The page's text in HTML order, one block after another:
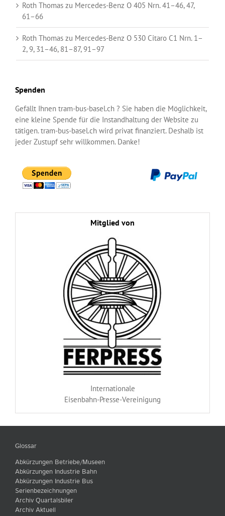
Roth Thomas zu Mercedes-Benz O 405 Nrn. 41–46, 47,
61–66
Roth Thomas zu Mercedes-Benz O 530 Citaro C1 Nrn. 1–
2, 9, 31–46, 81–87, 91–97
Spenden
Gefällt Ihnen tram-bus-basel.ch ? Sie haben die Möglichkeit,
eine kleine Spende für die Instandhaltung der Website zu
tätigen. tram-bus-basel.ch wird privat finanziert. Deshalb ist
jeder Zustupf sehr willkommen. Danke!
Mitglied von
Internationale
Eisenbahn-Presse-Vereinigung
Glossar
Abkürzungen Betriebe/Museen
Abkürzungen Industrie Bahn
Abkürzungen Industrie Bus
Serienbezeichnungen
Archiv Quartalsbiler
Archiv Aktuell